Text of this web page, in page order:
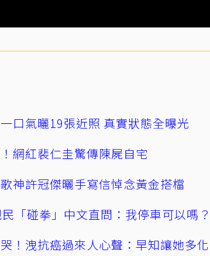
口氣曬19張近照 真實狀態全曝光
網紅裴仁圭驚傳陳屍自宅
神許冠傑曬手寫信悼念黃金搭檔
「碰拳」中文直問：我停車可以嗎？
！洩抗癌過來人心聲：早知讓她多